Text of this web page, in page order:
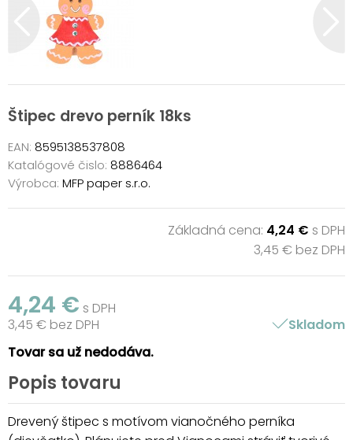
Štipec drevo perník 18ks
EAN: 8595138537808
Katalógové čislo: 8886464
Výrobca: MFP paper s.r.o.
Základná cena: 4,24 € s DPH
3,45 € bez DPH
4,24 € s DPH
3,45 € bez DPH
Skladom
Tovar sa už nedodáva.
Popis tovaru
Drevený štipec s motívom vianočného perníka